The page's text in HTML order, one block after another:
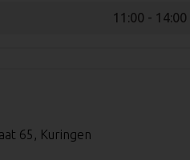
11:00 - 14:00
65, Kuringen